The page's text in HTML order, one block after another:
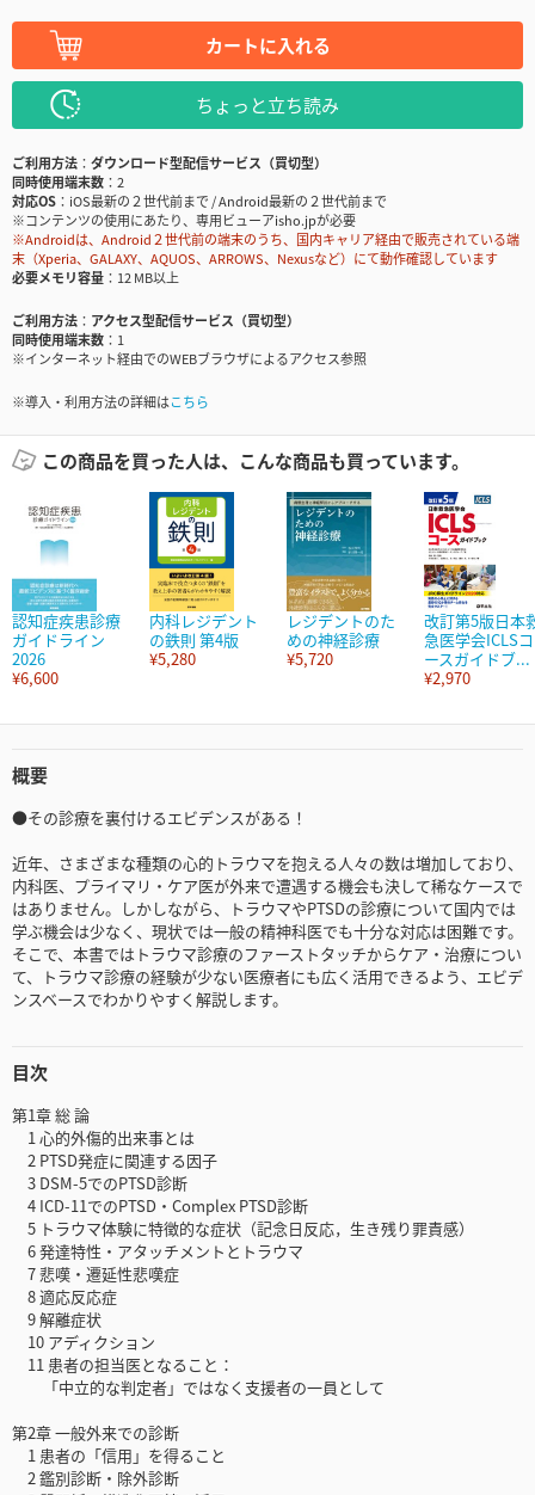
カートに入れる
ちょっと立ち読み
ご利用方法
ダウンロード型配信サービス（買切型）
同時使用端末数
2
対応OS
iOS最新の２世代前まで / Android最新の２世代前まで
※コンテンツの使用にあたり、専用ビューアisho.jpが必要
※Androidは、Android２世代前の端末のうち、国内キャリア経由で販売されている端
末（Xperia、GALAXY、AQUOS、ARROWS、Nexusなど）にて動作確認しています
必要メモリ容量
12 MB以上
ご利用方法
アクセス型配信サービス（買切型）
同時使用端末数
1
※インターネット経由でのWEBブラウザによるアクセス参照
※導入・利用方法の詳細はこちら
この商品を買った人は、こんな商品も買っています。
認知症疾患診療
ガイドライン
2026
¥6,600
内科レジデント
の鉄則 第4版
¥5,280
レジデントのた
めの神経診療
¥5,720
改訂第5版日本
急医学会ICLSコ
ースガイドブ...
¥2,970
概要
●その診療を裏付けるエビデンスがある！
近年、さまざまな種類の心的トラウマを抱える人々の数は増加しており、
内科医、プライマリ・ケア医が外来で遭遇する機会も決して稀なケースで
はありません。しかしながら、トラウマやPTSDの診療について国内では
学ぶ機会は少なく、現状では一般の精神科医でも十分な対応は困難です。
そこで、本書ではトラウマ診療のファーストタッチからケア・治療につい
て、トラウマ診療の経験が少ない医療者にも広く活用できるよう、エビデ
ンスベースでわかりやすく解説します。
目次
第1章 総 論
1 心的外傷的出来事とは
2 PTSD発症に関連する因子
3 DSM-5でのPTSD診断
4 ICD-11でのPTSD・Complex PTSD診断
5 トラウマ体験に特徴的な症状（記念日反応，生き残り罪責感）
6 発達特性・アタッチメントとトラウマ
7 悲嘆・遷延性悲嘆症
8 適応反応症
9 解離症状
10 アディクション
11 患者の担当医となること：
「中立的な判定者」ではなく支援者の一員として
第2章 一般外来での診断
1 患者の「信用」を得ること
2 鑑別診断・除外診断